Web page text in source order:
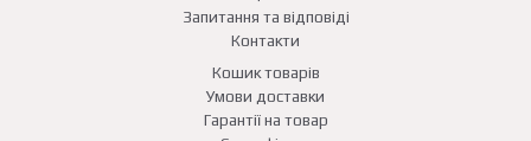
Запитання та відповіді
Контакти
Кошик товарів
Умови доставки
Гарантії на товар